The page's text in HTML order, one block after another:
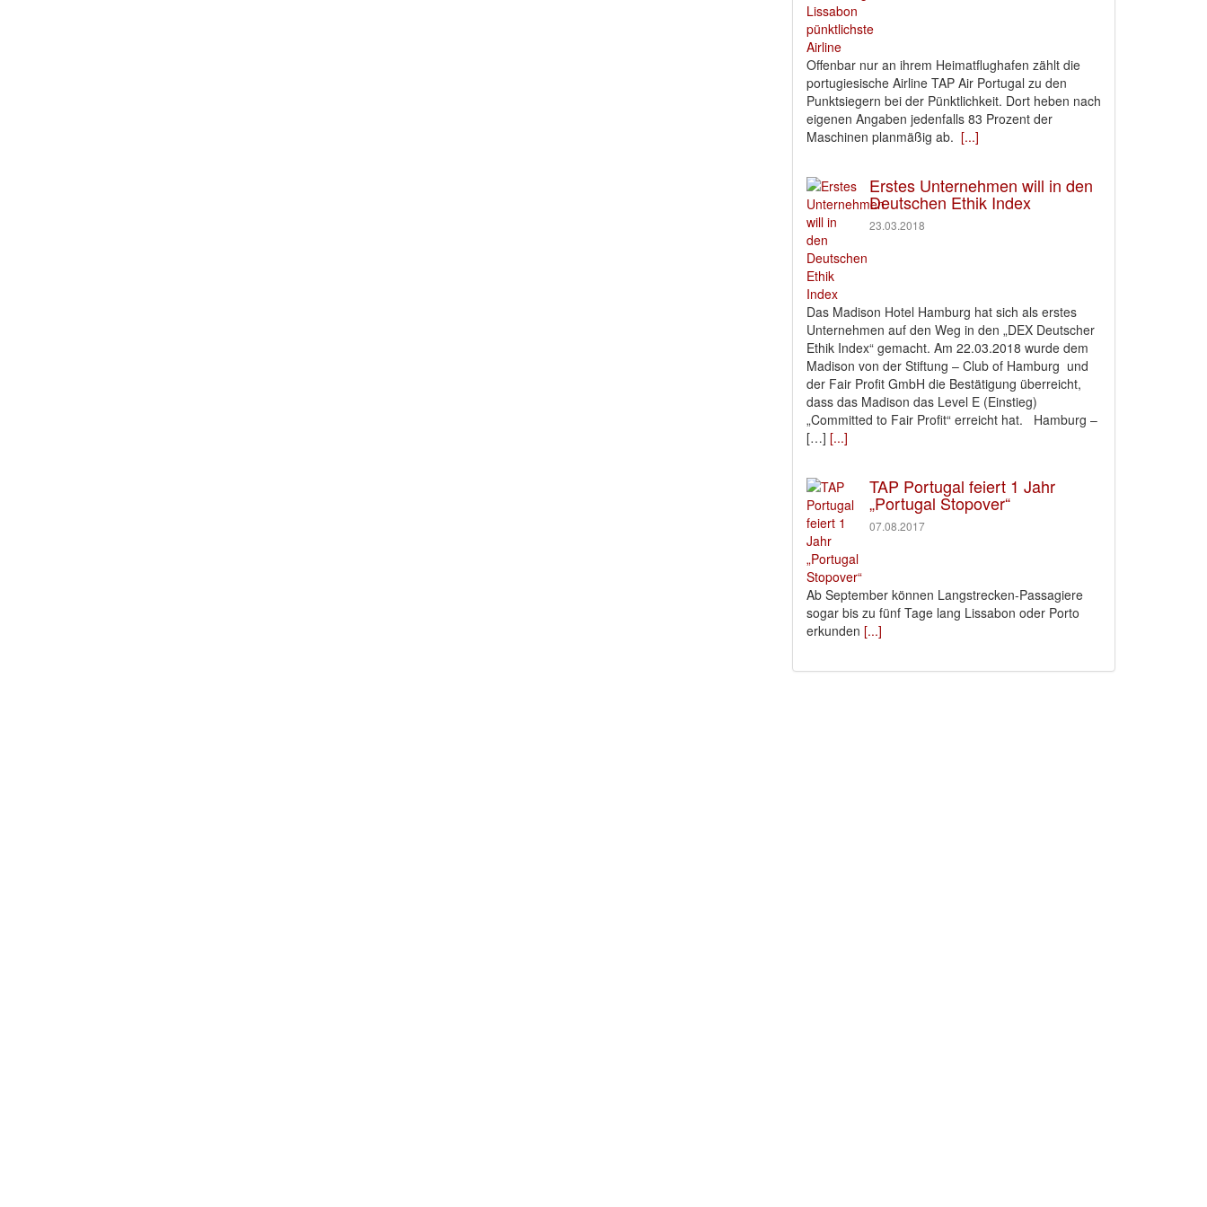
Offenbar nur an ihrem Heimatflughafen zählt die
portugiesische Airline TAP Air Portugal zu den
Punktsiegern bei der Pünktlichkeit. Dort heben nach
eigenen Angaben jedenfalls 83 Prozent der
Maschinen planmäßig ab. [...]
Erstes Unternehmen will in den
Deutschen Ethik Index
23.03.2018
Das Madison Hotel Hamburg hat sich als erstes
Unternehmen auf den Weg in den „DEX Deutscher
Ethik Index“ gemacht. Am 22.03.2018 wurde dem
Madison von der Stiftung – Club of Hamburg und
der Fair Profit GmbH die Bestätigung überreicht,
dass das Madison das Level E (Einstieg)
„Committed to Fair Profit“ erreicht hat. Hamburg –
[…] [...]
TAP Portugal feiert 1 Jahr
„Portugal Stopover“
07.08.2017
Ab September können Langstrecken-Passagiere
sogar bis zu fünf Tage lang Lissabon oder Porto
erkunden [...]